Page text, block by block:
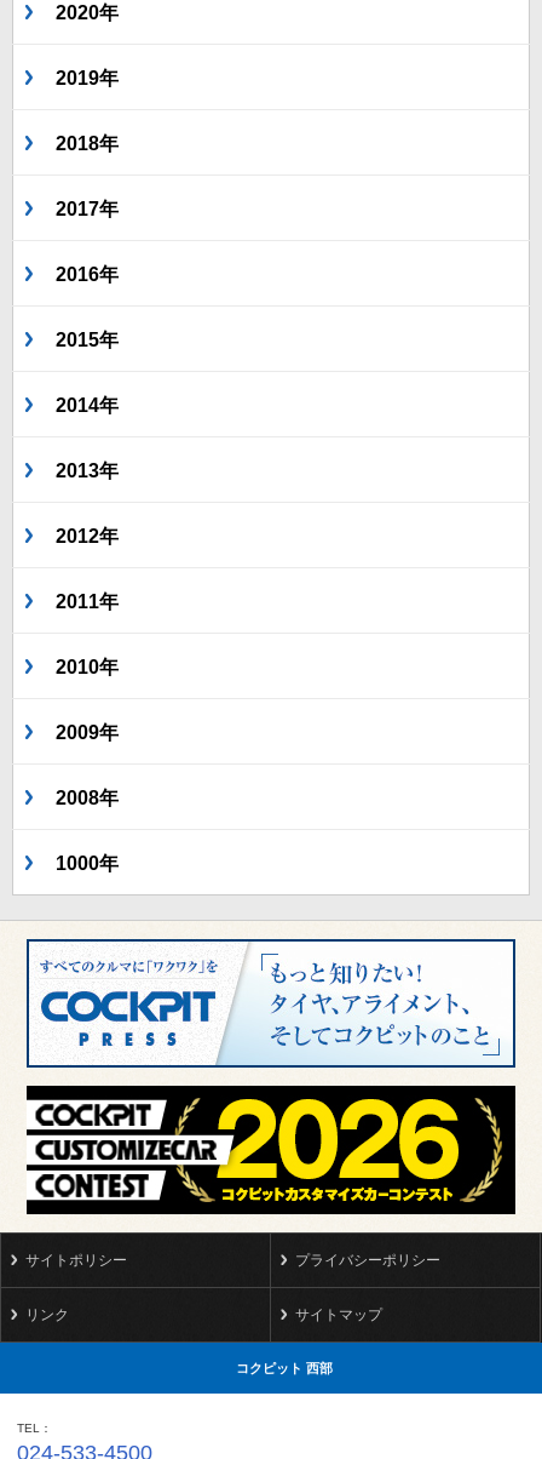
2020年
2019年
2018年
2017年
2016年
2015年
2014年
2013年
2012年
2011年
2010年
2009年
2008年
1000年
サイトポリシー プライバシーポリシー
リンク サイトマップ
コクピット 西部
TEL
024-533-4500